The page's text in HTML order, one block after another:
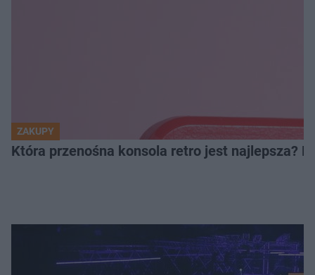
ZAKUPY
Która przenośna konsola retro jest najlepsza?